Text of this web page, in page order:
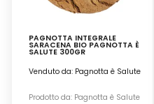
PAGNOTTA INTEGRALE
SARACENA BIO PAGNOTTA È
SALUTE 300GR
Venduto da: Pagnotta è Salute
Prodotto da: Pagnotta è Salute